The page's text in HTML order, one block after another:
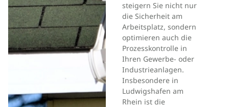
steigern Sie nicht nur
die Sicherheit am
Arbeitsplatz, sondern
optimieren auch die
Prozesskontrolle in
Ihren Gewerbe- oder
Industrieanlagen.
Insbesondere in
Ludwigshafen am
Rhein ist die